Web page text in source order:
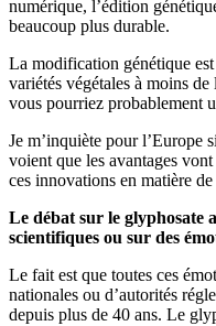
numérique, l’édition
beaucoup plus durable.
La modification génétique
variétés végétales à moins
vous pourriez probablement
Je m’inquiète pour l’Europe
voient que les avantages
ces innovations en matière
Le débat sur le glyphosate
scientifiques ou sur des
Le fait est que toutes ces
nationales ou d’autorités
depuis plus de 40 ans. Le